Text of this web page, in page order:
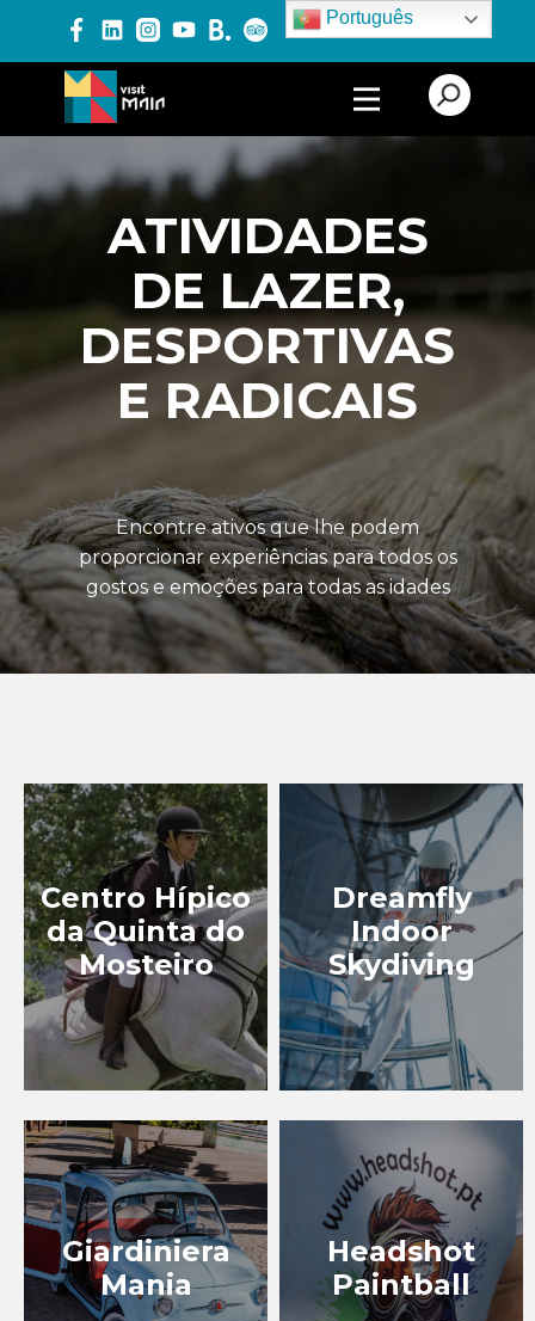
Português
PRODUTOS E SERVIÇOS
ALOJAMENTO
TURISMO CULTURAL
TURISMO DE LAZER
ATIVIDADES DE LAZER,
DESPORTIVAS E
RADICAIS
FEIRAS E MERCADOS
TURISMO DE NATUREZA
TURISMO
GASTRONÓMICO
TURISMO INDUSTRIAL
EVENTOS
BLOG
ATIVIDADES
DE LAZER,
DESPORTIVAS
E RADICAIS
Encontre ativos que lhe podem
proporcionar experiências para todos os
gostos e emoções para todas as idades
Centro Hípico
da Quinta do
Mosteiro
Dreamfly
Indoor
Skydiving
Giardiniera
Mania
Headshot
Paintball